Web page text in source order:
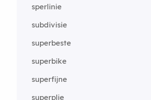
sperlinie
subdivisie
superbeste
superbike
superfijne
superplie